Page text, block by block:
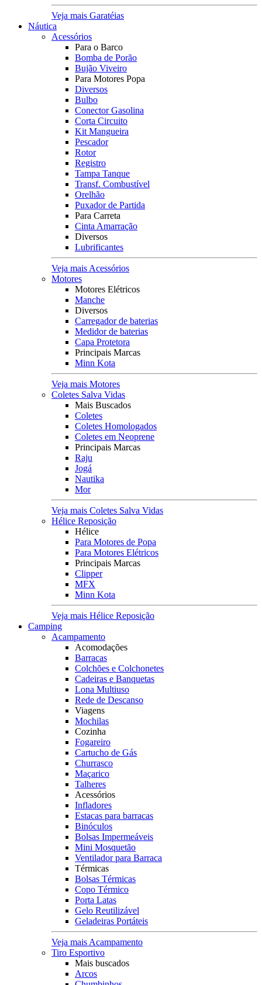
Veja mais Garatéias
Náutica
Acessórios
Para o Barco
Bomba de Porão
Bujão Viveiro
Para Motores Popa
Diversos
Bulbo
Conector Gasolina
Corta Circuito
Kit Mangueira
Pescador
Rotor
Registro
Tampa Tanque
Transf. Combustível
Orelhão
Puxador de Partida
Para Carreta
Cinta Amarração
Diversos
Lubrificantes
Veja mais Acessórios
Motores
Motores Elétricos
Manche
Diversos
Carregador de baterias
Medidor de baterias
Capa Protetora
Principais Marcas
Minn Kota
Veja mais Motores
Coletes Salva Vidas
Mais Buscados
Coletes
Coletes Homologados
Coletes em Neoprene
Principais Marcas
Raju
Jogá
Nautika
Mor
Veja mais Coletes Salva Vidas
Hélice Reposição
Hélice
Para Motores de Popa
Para Motores Elétricos
Principais Marcas
Clipper
MFX
Minn Kota
Veja mais Hélice Reposição
Camping
Acampamento
Acomodações
Barracas
Colchões e Colchonetes
Cadeiras e Banquetas
Lona Multiuso
Rede de Descanso
Viagens
Mochilas
Cozinha
Fogareiro
Cartucho de Gás
Churrasco
Maçarico
Talheres
Acessórios
Infladores
Estacas para barracas
Binóculos
Bolsas Impermeáveis
Mini Mosquetão
Ventilador para Barraca
Térmicas
Bolsas Térmicas
Copo Térmico
Porta Latas
Gelo Reutilizável
Geladeiras Portáteis
Veja mais Acampamento
Tiro Esportivo
Mais buscados
Arcos